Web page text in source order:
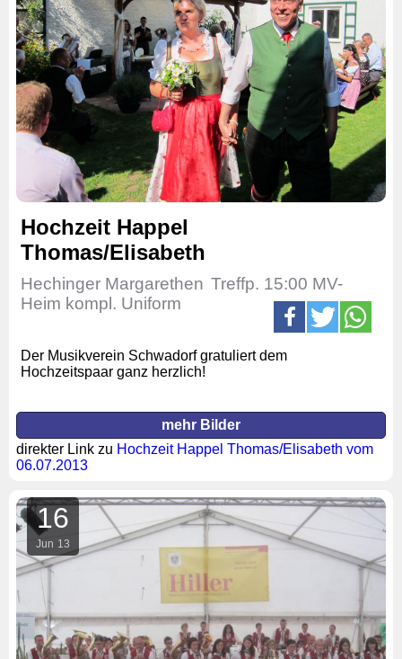
Hochzeit Happel
Thomas/Elisabeth
Hechinger Margarethen Treffp. 15:00 MV-
Heim kompl. Uniform
Der Musikverein Schwadorf gratuliert dem
Hochzeitspaar ganz herzlich!
mehr Bilder
direkter Link zu Hochzeit Happel Thomas/Elisabeth vom
06.07.2013
16
Jun 13